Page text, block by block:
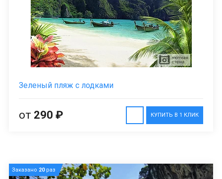
Зеленый пляж с лодками
КУПИТЬ В 1 КЛИК
от 290 ₽
Заказано 20раз